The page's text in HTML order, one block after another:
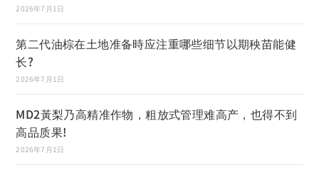
2026年7月1日
第二代油棕在土地准备時应注重哪些细节以期秧苗能健
长?
2026年7月1日
MD2黃梨乃高精准作物，粗放式管理难高产，也得不到
高品质果!
2026年7月1日